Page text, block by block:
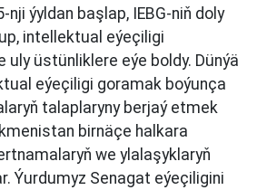
ýyldan başlap, IEBG-niň doly
intellektual eýeçiligi
uly üstünliklere eýe boldy. Dünýä
eýeçiligi goramak boýunça
talaplaryny berjaý etmek
birnäçe halkara
we ylalaşyklaryň
Ýurdumyz Senagat eýeçiligini